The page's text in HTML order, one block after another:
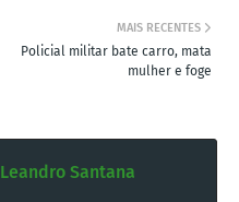
MAIS RECENTES
Policial militar bate carro, mata
mulher e foge
Leandro Santana